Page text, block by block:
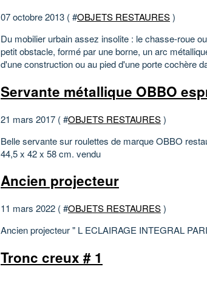
07 octobre 2013 ( #OBJETS RESTAURES)
Du mobilier urbain assez insolite : le chasse-roue
petit obstacle, formé par une borne, un arc
d'une construction ou au pied d'une porte cochère
Servante métallique OBBO
21 mars 2017 ( #OBJETS RESTAURES)
Belle servante sur roulettes de marque OBBO
44,5 x 42 x 58 cm. vendu
Ancien projecteur
11 mars 2022 ( #OBJETS RESTAURES)
Ancien projecteur " L ECLAIRAGE INTEGRAL
Tronc creux # 1